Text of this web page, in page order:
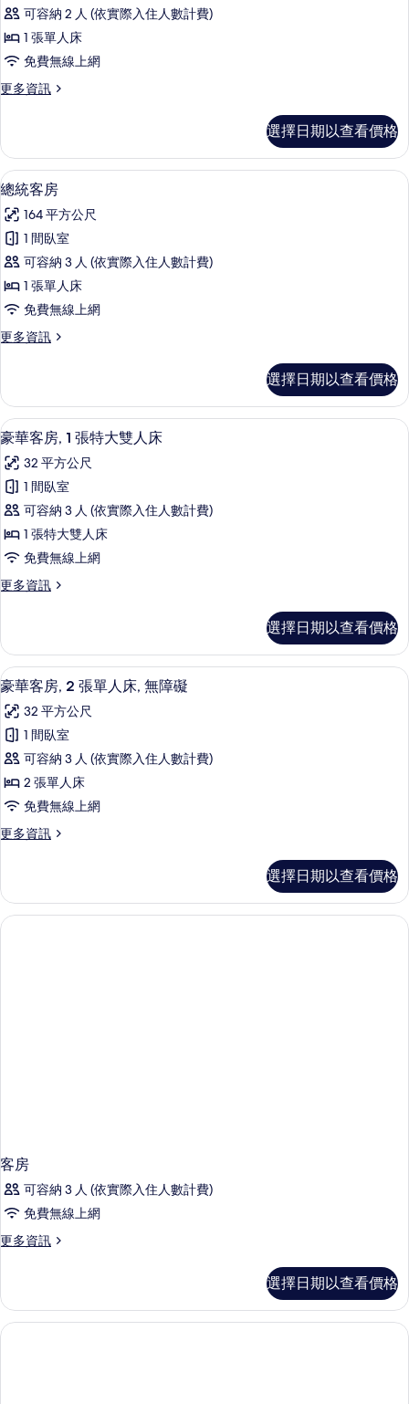
客
房
(Walk-
In
所
有
相
片
可容納 2 人 (依實際入住人數計費)
1 張單人床
免費無線上網
更多資訊
更
客
房
(Walk-
Shower)
的
情
選擇日期以查看價格
顯
示
總
統
客
房
的
所
相
片
總統客房 | 高級寢具、羽絨被、迷你
7
總統客房
164 平方公尺
1 間臥室
可容納 3 人 (依實際入住人數計費)
1 張單人床
免費無線上網
更多資訊
更
客
房
的
情
選擇日期以查看價格
顯
示
豪
華
客
房,
張
大
雙
人
床
的
所
有
相
片
高級寢具、羽絨被、迷你吧、客房內保
6
豪華客房, 1 張特大雙人床
32 平方公尺
1 間臥室
可容納 3 人 (依實際入住人數計費)
1 張特大雙人床
免費無線上網
更多資訊
更
客
房,
1
特
大
人
床
的
詳
情
選擇日期以查看價格
顯
示
豪
華
客
房,
張
人
床,
高級寢具、羽絨被、迷你吧、客房內保
6
豪華客房, 2 張單人床, 無障礙
32 平方公尺
1 間臥室
可容納 3 人 (依實際入住人數計費)
2 張單人床
免費無線上網
更多資訊
更
客
房,
2
選擇日期以查看價格
客房
可容納 3 人 (依實際入住人數計費)
免費無線上網
更多資訊
更
的
詳
情
選擇日期以查看價格